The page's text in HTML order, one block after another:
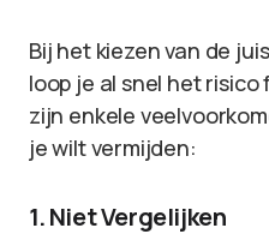
Bij het kiezen van de
loop je al snel het
zijn enkele
je wilt vermijden:
1. Niet Vergelijken